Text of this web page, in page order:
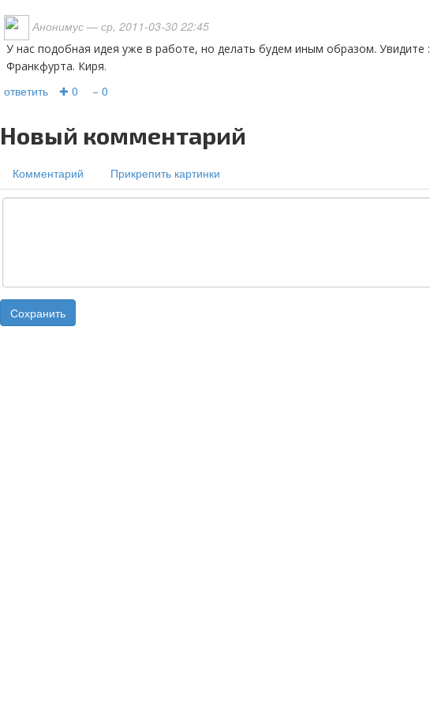
Анонимус — ср, 2011-03-30 22:45
У нас подобная идея уже в работе, но делать будем иным образом. Увидите :) Привет из
Франкфурта. Киря.
ответить ✚ 0 − 0
Новый комментарий
Комментарий Прикрепить картинки
Сохранить